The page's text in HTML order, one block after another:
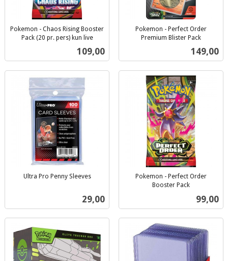
Pokemon - Chaos Rising Booster
Pack (20 pr. pers) kun live
Pris
109,00
Pokemon - Perfect Order
Premium Blister Pack
Pris
149,00
Ultra Pro Penny Sleeves
Pris
29,00
Pokemon - Perfect Order
Booster Pack
Pris
99,00